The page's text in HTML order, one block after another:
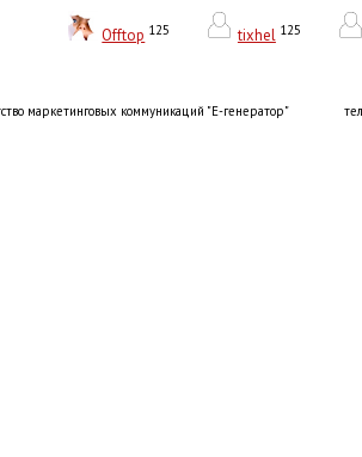
Offtop 125 tixhel 125
маркетинговых коммуникаций "Е-генератор"